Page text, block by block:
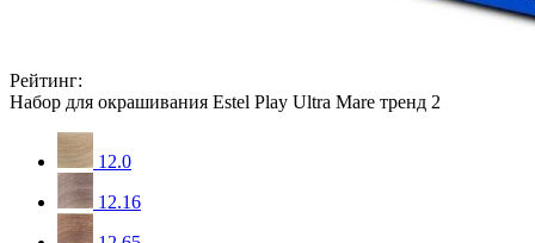
Рейтинг:
Набор для окрашивания Estel Play Ultra Mare тренд 2
12.0
12.16